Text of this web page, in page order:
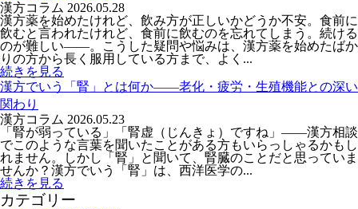
漢方コラム 2026.05.28
漢方薬を始めたけれど、飲み方が正しいかどうか不安。食前に
飲むと言われたけれど、食前に飲むのを忘れてしまう。続ける
のが難しい——。こうした疑問や悩みは、漢方薬を始めたばか
りの方から長く服用している方まで、よく...
続きを見る
漢方でいう「腎」とは何か――老化・疲労・生殖機能との深い
関わり
漢方コラム 2026.05.23
「腎が弱っている」「腎虚（じんきょ）ですね」——漢方相談
でこのような言葉を聞いたことがある方もいらっしゃるかもし
れません。しかし「腎」と聞いて、腎臓のことだと思っていま
せんか？漢方でいう「腎」は、西洋医学の...
続きを見る
カテゴリー